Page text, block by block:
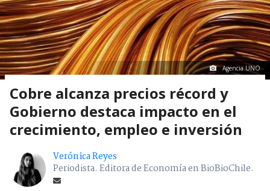
Agencia UNO
Cobre alcanza precios récord y
Gobierno destaca impacto en el
crecimiento, empleo e inversión
Verónica Reyes
Periodista. Editora de Economía en BioBioChile.